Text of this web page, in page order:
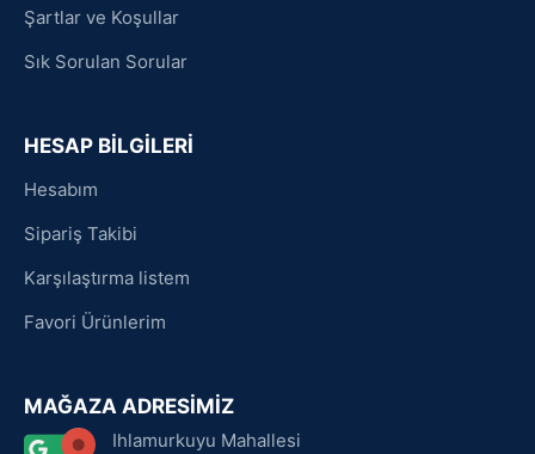
Şartlar ve Koşullar
Sık Sorulan Sorular
HESAP BİLGİLERİ
Hesabım
Sipariş Takibi
Karşılaştırma listem
Favori Ürünlerim
MAĞAZA ADRESİMİZ
Ihlamurkuyu Mahallesi